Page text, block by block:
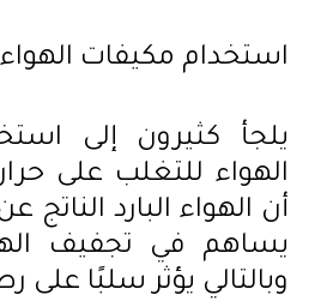
استخدام مكيفات
يلجأ كثيرون إلى
الهواء للتغلب على
أن الهواء البارد الناتج
يساهم في تجفيف
وبالتالي يؤثر سلبًا على